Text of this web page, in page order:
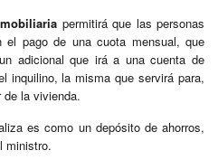
permitirá que las personas
el pago de una cuota mensual, que
adicional que irá a una cuenta de
inquilino, la misma que servirá para,
la vivienda.
es como un depósito de ahorros,
ministro.